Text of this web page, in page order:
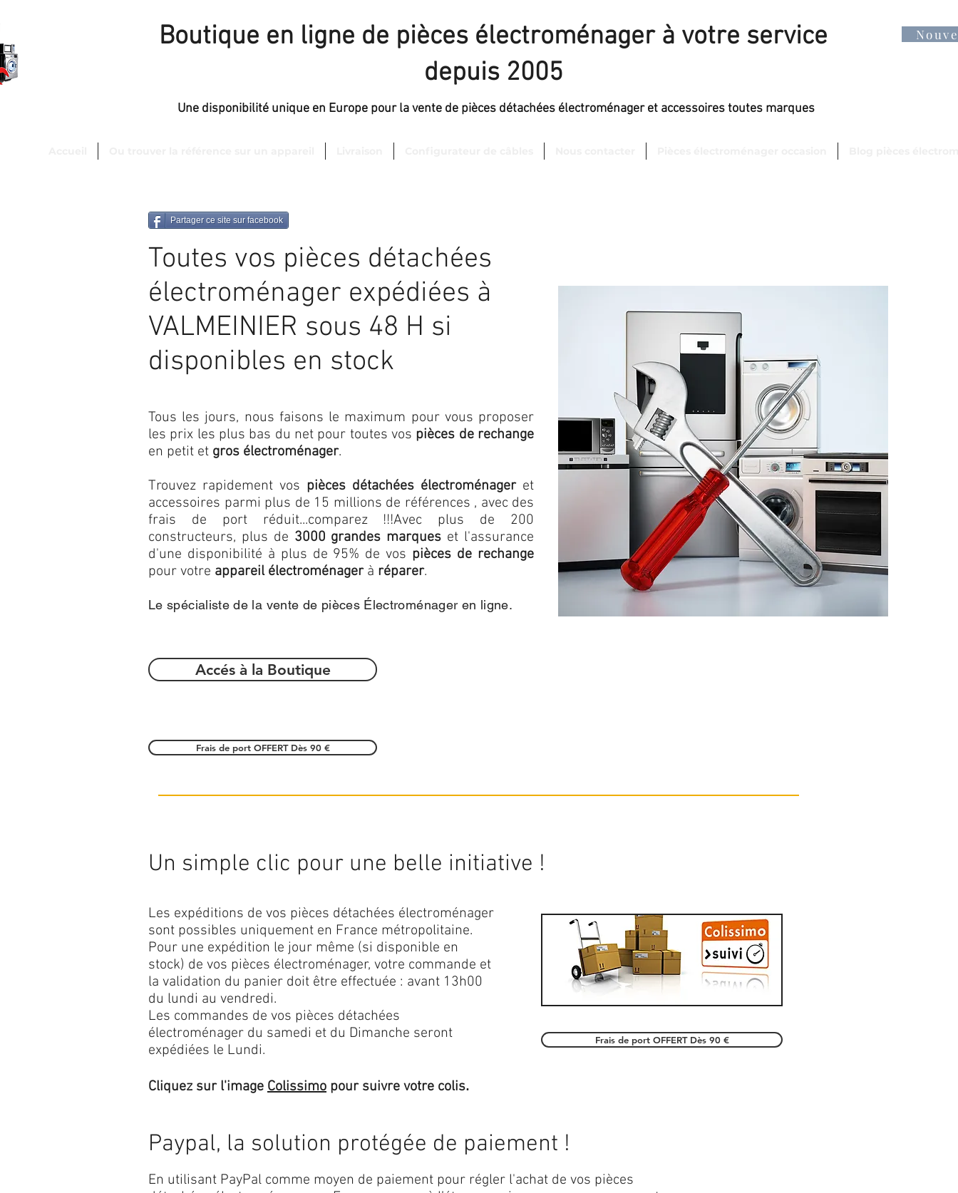
Boutique en ligne de pièces électroménager à votre service
depuis 2005
Une disponibilité unique en Europe pour la vente de pièces détachées électroménager et accessoires toutes marques
Partager ce site sur facebook
Toutes vos pièces détachées
électroménager expédiées à
VALMEINIER sous 48 H si
disponibles en stock
Accés à la Boutique
Tous les jours, nous faisons le maximum pour vous proposer
les prix les plus bas du net pour toutes vos pièces de rechange
en petit et gros électroménager.
Trouvez rapidement vos pièces détachées électroménageret
accessoires parmi plus de 15 millions de références , avec des
frais de port réduit...comparez !!!Avec plus de 200
constructeurs, plus de 3000 grandes marques et l'assurance
d'une disponibilité à plus de 95% de vos pièces de rechange
pour votre appareil électroménagerà réparer.
Le spécialiste de la vente de pièces Électroménager en ligne.
Frais de port OFFERT Dès 90 €
Un simple clic pour une belle initiative !
Les expéditions de vos pièces détachées électroménager
sont possibles uniquement en France métropolitaine.
Pour une expédition le jour même (si disponible en
stock) de vos pièces électroménager, votre commande et
la validation du panier doit être effectuée : avant 13h00
du lundi au vendredi.
Les commandes de vos pièces détachées
électroménager du samedi et du Dimanche seront
expédiées le Lundi.
Cliquez sur l'image Colissimo pour suivre votre colis.
Frais de port OFFERT Dès 90 €
Paypal, la solution protégée de paiement !
En utilisant PayPal comme moyen de paiement pour régler l'achat de vos pièces